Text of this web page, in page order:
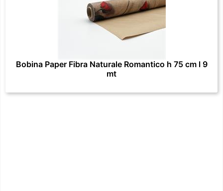
Bobina Paper Fibra Naturale Romantico h 75 cm l 9
mt